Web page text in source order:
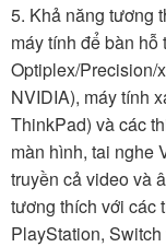
5. Khả năng tương
máy tính để bàn hỗ
Optiplex/Precision/
NVIDIA), máy tính
ThinkPad) và các
màn hình, tai nghe
truyền cả video và
tương thích với các
PlayStation,